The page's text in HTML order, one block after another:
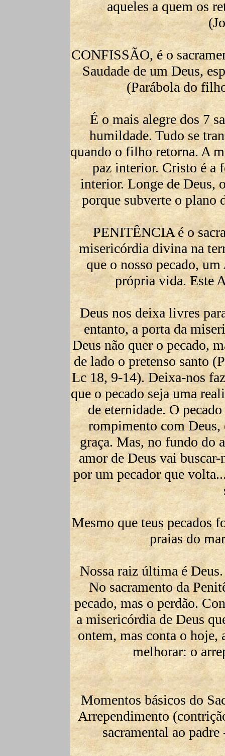
aqueles a quem os
CONFISSÃO, é o
Saudade de um Deus,
(Parábola do
É o mais alegre dos 7
humildade. Tudo se
quando o filho retorna. A
paz interior. Cristo é a
interior. Longe de Deus,
porque subverte o plano
PENITÊNCIA é o
misericórdia divina na
que o nosso pecado,
própria vida. Este
Deus nos deixa livres
entanto, a porta da
Deus não quer o pecado,
de lado o pretenso santo
Lc 18, 9-14). Deixa-nos
que o pecado seja uma
de eternidade. O
rompimento com Deus,
graça. Mas, no fundo do
amor de Deus vai
por um pecador que
Mesmo que teus pecados
praias do
Nossa raiz última é
No sacramento da
pecado, mas o perdão.
a misericórdia de Deus
ontem, mas conta o
melhorar: o
Momentos básicos do
Arrependimento
sacramental ao